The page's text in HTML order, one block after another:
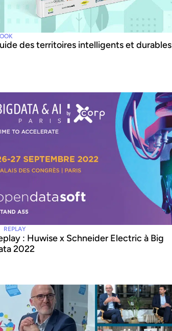
des territoires intelligents et durables
REPLAY
: Huwise x Schneider Electric à Big
2022